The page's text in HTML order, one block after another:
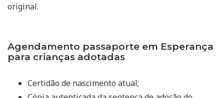
original.
Agendamento passaporte em Esperança
para crianças adotadas
Certidão de nascimento atual;